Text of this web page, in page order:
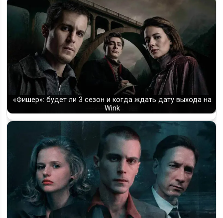
«Фишер»: будет ли 3 сезон и когда ждать дату выхода на
Wink